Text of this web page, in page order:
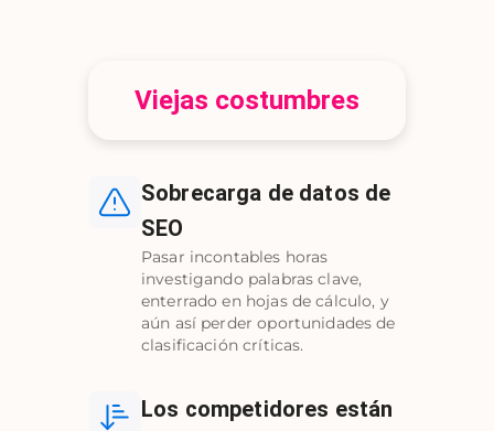
Viejas costumbres
Sobrecarga de datos de
SEO
Pasar incontables horas
investigando palabras clave,
enterrado en hojas de cálculo, y
aún así perder oportunidades de
clasificación críticas.
Los competidores están